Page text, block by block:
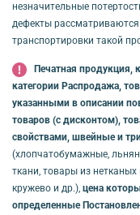
незначительные
дефекты рассматриваются
транспортировки такой
Печатная продукция,
категории Распродажа,
указанными в описании
товаров (с дисконтом),
свойствами, швейные и
(хлопчатобумажные,
ткани, товары из
кружево и др.), цена
определенные